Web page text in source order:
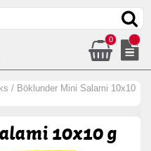
0
/ Böklunder Mini Salami 10x10
10x10 g